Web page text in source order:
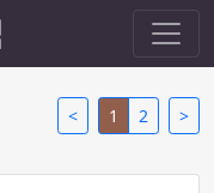
< 1 2 >